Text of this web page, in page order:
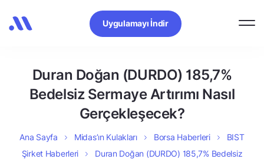
Uygulamayı İndir
Duran Doğan (DURDO) 185,7%
Bedelsiz Sermaye Artırımı Nasıl
Gerçekleşecek?
Ana Sayfa Midas’ın Kulakları Borsa Haberleri
BIST
Şirket Haberleri
Duran Doğan (DURDO) 185,7% Bedelsiz